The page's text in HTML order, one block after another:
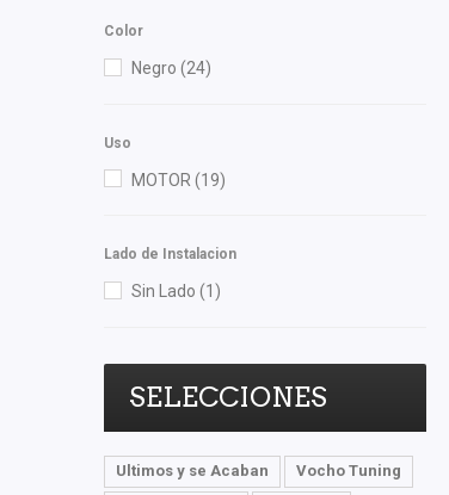
NGK (1)
OEP(5)
Shift It(1)
Voltmax(2)
Color
Negro (24)
Uso
MOTOR (19)
Lado de Instalacion
Sin Lado (1)
SELECCIONES
Ultimos y se Acaban
Vocho Tuning